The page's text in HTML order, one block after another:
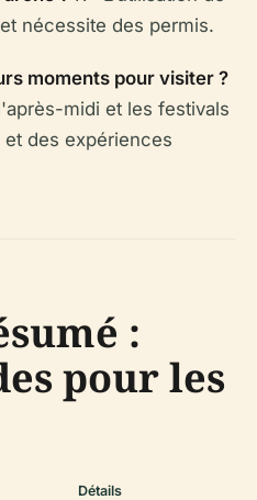
nécessite des permis.
moments pour visiter ?
midi et les festivals
des expériences
:
pour les
Détails